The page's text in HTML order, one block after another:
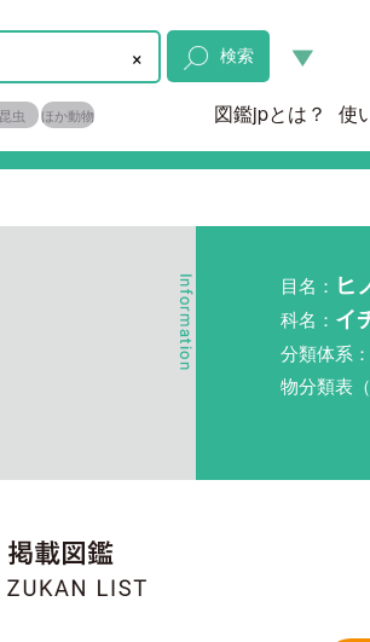
× 検索
昆虫 ほか動物 図鑑jpとは？ 使
目名： ヒ
科名： イ
分類体系
物分類表